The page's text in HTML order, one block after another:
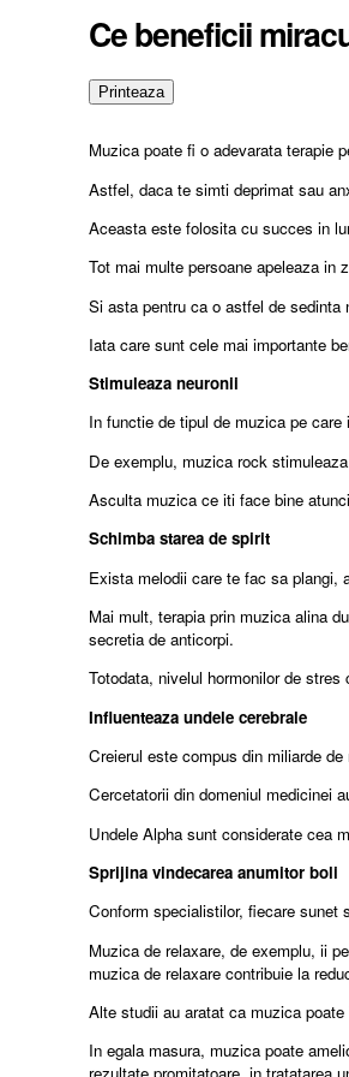
Ce beneficii
Muzica poate fi o adevarata terapie
Astfel, daca te simti deprimat sau
Aceasta este folosita cu succes in
Tot mai multe persoane apeleaza in
Si asta pentru ca o astfel de sedinta
Iata care sunt cele mai importante
Stimuleaza neuronii
In functie de tipul de muzica pe
De exemplu, muzica rock
Asculta muzica ce iti face bine
Schimba starea de spirit
Exista melodii care te fac sa plangi,
Mai mult, terapia prin muzica alina
secretia de anticorpi.
Totodata, nivelul hormonilor de
Influenteaza undele cerebrale
Creierul este compus din miliarde
Cercetatorii din domeniul medicinei
Undele Alpha sunt considerate cea
Sprijina vindecarea anumitor boli
Conform specialistilor, fiecare sunet
Muzica de relaxare, de exemplu, ii
muzica de relaxare contribuie la
Alte studii au aratat ca muzica
In egala masura, muzica poate